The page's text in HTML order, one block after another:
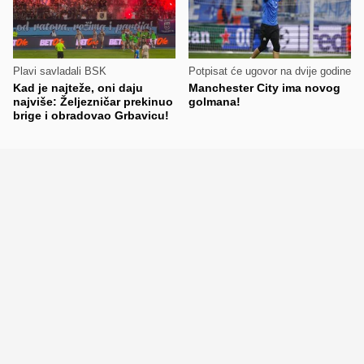
Plavi savladali BSK
Kad je najteže, oni daju
najviše: Željezničar prekinuo
brige i obradovao Grbavicu!
Potpisat će ugovor na dvije godine
Manchester City ima novog
golmana!